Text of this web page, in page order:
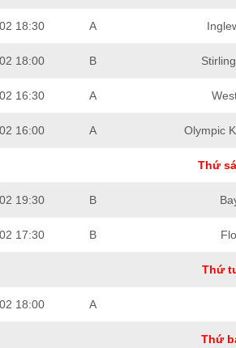
18:30 A
18:00 B
16:30 A
16:00 A Olympic
Thứ
19:30 B
17:30 B
Thứ
18:00 A
Thứ